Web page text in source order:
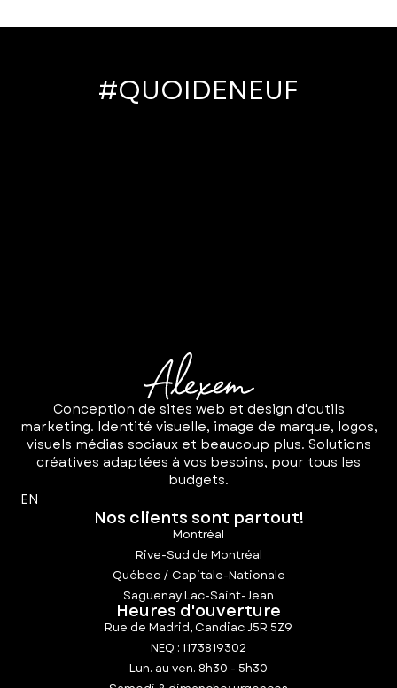
#QUOIDENEUF
Conception de sites web et design d'outils
marketing. Identité visuelle, image de marque, logos,
visuels médias sociaux et beaucoup plus. Solutions
créatives adaptées à vos besoins, pour tous les
budgets.
EN
Nos clients sont partout!
Montréal
Rive-Sud de Montréal
Québec / Capitale-Nationale
Saguenay Lac-Saint-Jean
Heures d'ouverture
Rue de Madrid, Candiac J5R 5Z9
NEQ : 1173819302
Lun. au ven. 8h30 - 5h30